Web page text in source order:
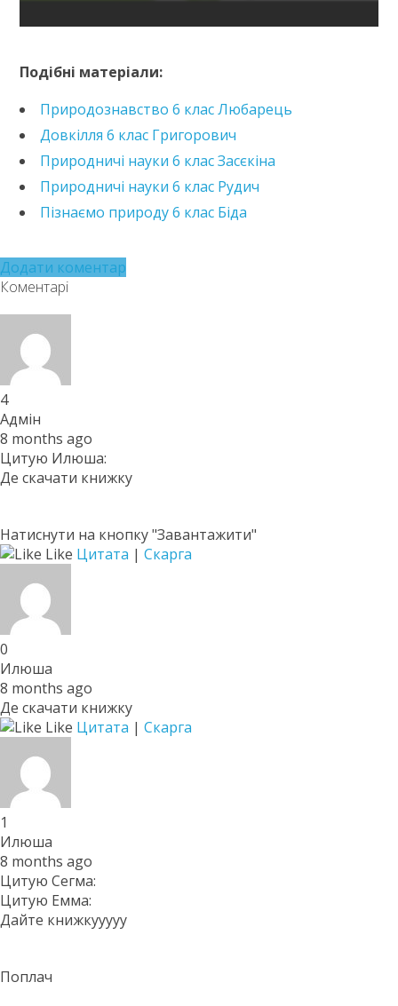
2023&pageLayout=singlePage&u=kreidaros
Подібні матеріали:
Природознавство 6 клас Любарець
Довкілля 6 клас Григорович
Природничі науки 6 клас Засєкіна
Природничі науки 6 клас Рудич
Пізнаємо природу 6 клас Біда
Додати коментар
Коментарі
4
Адмін
8 months ago
Цитую Илюша:
Де скачати книжку
Натиснути на кнопку "Завантажити"
Like Цитата | Скарга
0
Илюша
8 months ago
Де скачати книжку
Like Цитата | Скарга
1
Илюша
8 months ago
Цитую Сегма:
Цитую Емма:
Дайте книжкууууу
Поплач